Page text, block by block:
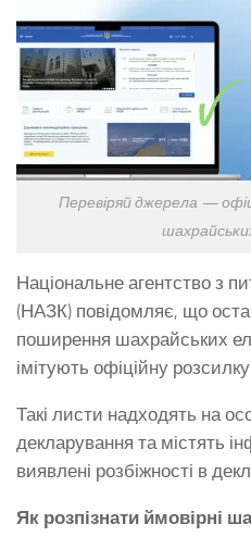
Перевіряй джерела —
Національне агентство з
(НАЗК) повідомляє, що
поширення шахрайських
імітують офіційну
Такі листи надходять на
декларування та містять
виявлені розбіжності в
Як розпізнати ймовірні